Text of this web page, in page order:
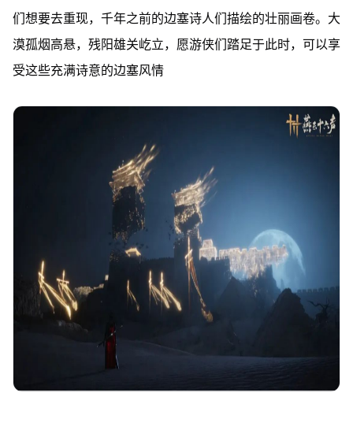
们想要去重现，千年之前的边塞诗人们描绘的壮丽画卷。大
漠孤烟高悬，残阳雄关屹立，愿游侠们踏足于此时，可以享
受这些充满诗意的边塞风情